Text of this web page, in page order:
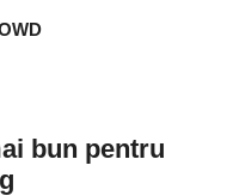
bun pentru